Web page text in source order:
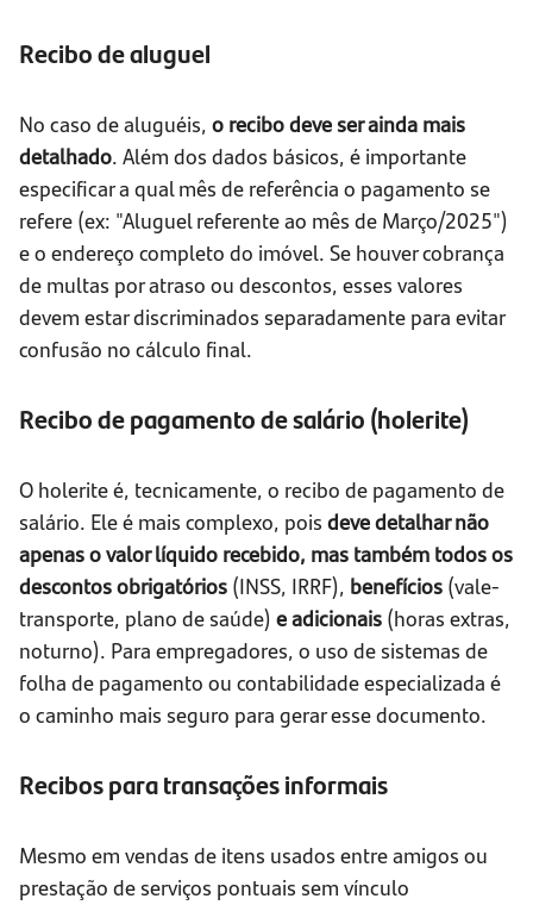
Recibo de aluguel
No caso de aluguéis, o recibo deve ser ainda mais
detalhado. Além dos dados básicos, é importante
especificar a qual mês de referência o pagamento se
refere (ex: "Aluguel referente ao mês de Março/2025")
e o endereço completo do imóvel. Se houver cobrança
de multas por atraso ou descontos, esses valores
devem estar discriminados separadamente para evitar
confusão no cálculo final.
Recibo de pagamento de salário (holerite)
O holerite é, tecnicamente, o recibo de pagamento de
salário. Ele é mais complexo, pois deve detalhar não
apenas o valor líquido recebido, mas também todos os
descontos obrigatórios (INSS, IRRF), benefícios (vale-
transporte, plano de saúde) eadicionais (horas extras,
noturno). Para empregadores, o uso de sistemas de
folha de pagamento ou contabilidade especializada é
o caminho mais seguro para gerar esse documento.
Recibos para transações informais
Mesmo em vendas de itens usados entre amigos ou
prestação de serviços pontuais sem vínculo